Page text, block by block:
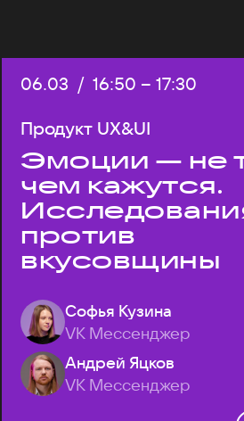
Дата:
06.03 / Начало:
16:50 – Конец:
17:30
Продукт UX&UI
Эмоции — не
чем кажутся.
против
вкусовщины
Софья Кузина
VK Мессенджер
Андрей Яцков
VK Мессенджер